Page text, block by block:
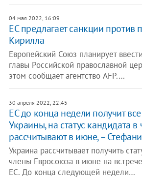
04 мая 2022, 16:09
ЕС предлагает санкции против
Кирилла
Европейский Союз планирует
главы Российской православной
этом сообщает агентство AFP.…
30 апреля 2022, 22:45
ЕС до конца недели получит
Украины, на статус кандидата в
рассчитывают в июне, –
Украина рассчитывает получить
члены Евросоюза в июне на
ЕС. До конца следующей недели…